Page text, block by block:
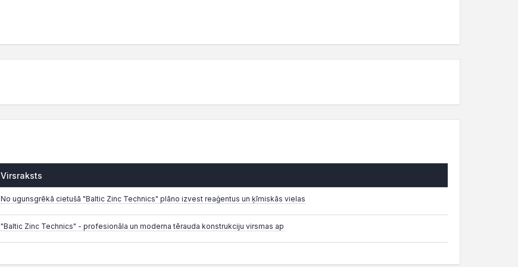
Virsraksts
No ugunsgrēkā cietušā "Baltic Zinc Technics" plāno izvest reaģentus un ķīmiskās vielas
"Baltic Zinc Technics" - profesionāla un moderna tērauda konstrukciju virsmas ap